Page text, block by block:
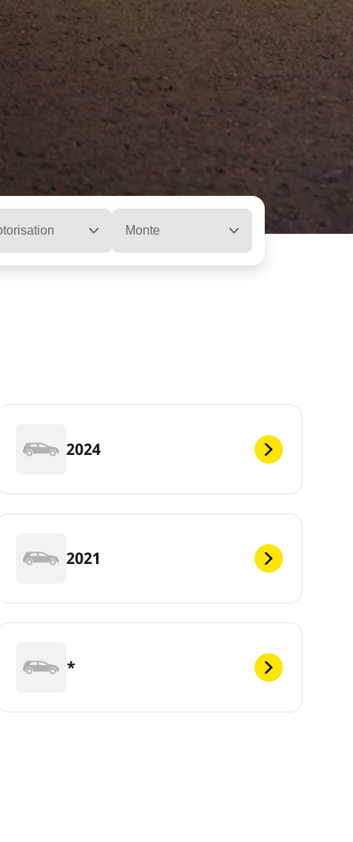
Monte
2024
2021
*